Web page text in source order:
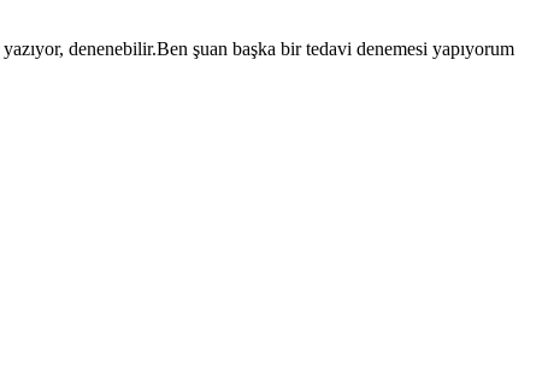
denenebilir.Ben şuan başka bir tedavi denemesi yapıyorum